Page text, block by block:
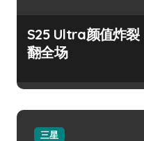
S25 Ultra颜值炸裂
翻全场
三星